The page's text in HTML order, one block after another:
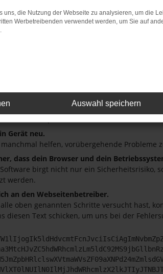
Error
ein Fehler aufgetreten.
Browsererweiterungen.
wie Werbeblocker, können
Gerät neu.
manchmal helfen, vorübergehende Probleme
dass dein Browser und dein
birgt nicht nur ein Sicherheitsrisiko,
werden.
an den Webseitenbetreiber.
oben genannten Schritte versucht hast,
diesen Text schicken, um uns bei der
uns, die Nutzung der Webseite zu analysieren, um die
Werbetreibenden verwendet werden, um Sie auf
Auswahl speichern